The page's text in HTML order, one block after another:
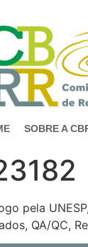
SOBRE A
pela
QA/QC,